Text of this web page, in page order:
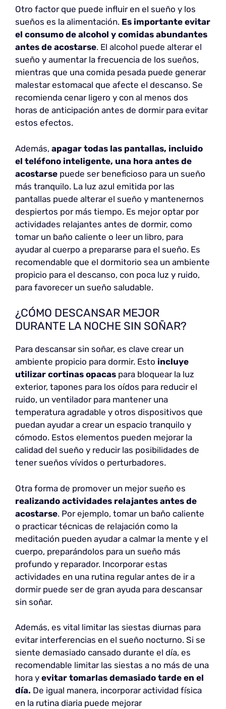
Otro factor que puede influir en el sueño y los
sueños es la alimentación. Es importante evitar
el consumo de alcohol y comidas abundantes
antes de acostarse. El alcohol puede alterar el
sueño y aumentar la frecuencia de los sueños,
mientras que una comida pesada puede generar
malestar estomacal que afecte el descanso. Se
recomienda cenar ligero y con al menos dos
horas de anticipación antes de dormir para evitar
estos efectos.
Además, apagar todas las pantallas, incluido
el teléfono inteligente, una hora antes de
acostarse puede ser beneficioso para un sueño
más tranquilo. La luz azul emitida por las
pantallas puede alterar el sueño y mantenernos
despiertos por más tiempo. Es mejor optar por
actividades relajantes antes de dormir, como
tomar un baño caliente o leer un libro, para
ayudar al cuerpo a prepararse para el sueño. Es
recomendable que el dormitorio sea un ambiente
propicio para el descanso, con poca luz y ruido,
para favorecer un sueño saludable.
¿CÓMO DESCANSAR MEJOR
DURANTE LA NOCHE SIN SOÑAR?
Para descansar sin soñar, es clave crear un
ambiente propicio para dormir. Esto incluye
utilizar cortinas opacas para bloquear la luz
exterior, tapones para los oídos para reducir el
ruido, un ventilador para mantener una
temperatura agradable y otros dispositivos que
puedan ayudar a crear un espacio tranquilo y
cómodo. Estos elementos pueden mejorar la
calidad del sueño y reducir las posibilidades de
tener sueños vívidos o perturbadores.
Otra forma de promover un mejor sueño es
realizando actividades relajantes antes de
acostarse. Por ejemplo, tomar un baño caliente
o practicar técnicas de relajación como la
meditación pueden ayudar a calmar la mente y el
cuerpo, preparándolos para un sueño más
profundo y reparador. Incorporar estas
actividades en una rutina regular antes de ir a
dormir puede ser de gran ayuda para descansar
sin soñar.
Además, es vital limitar las siestas diurnas para
evitar interferencias en el sueño nocturno. Si se
siente demasiado cansado durante el día, es
recomendable limitar las siestas a no más de una
hora y evitar tomarlas demasiado tarde en el
día. De igual manera, incorporar actividad física
en la rutina diaria puede mejorar